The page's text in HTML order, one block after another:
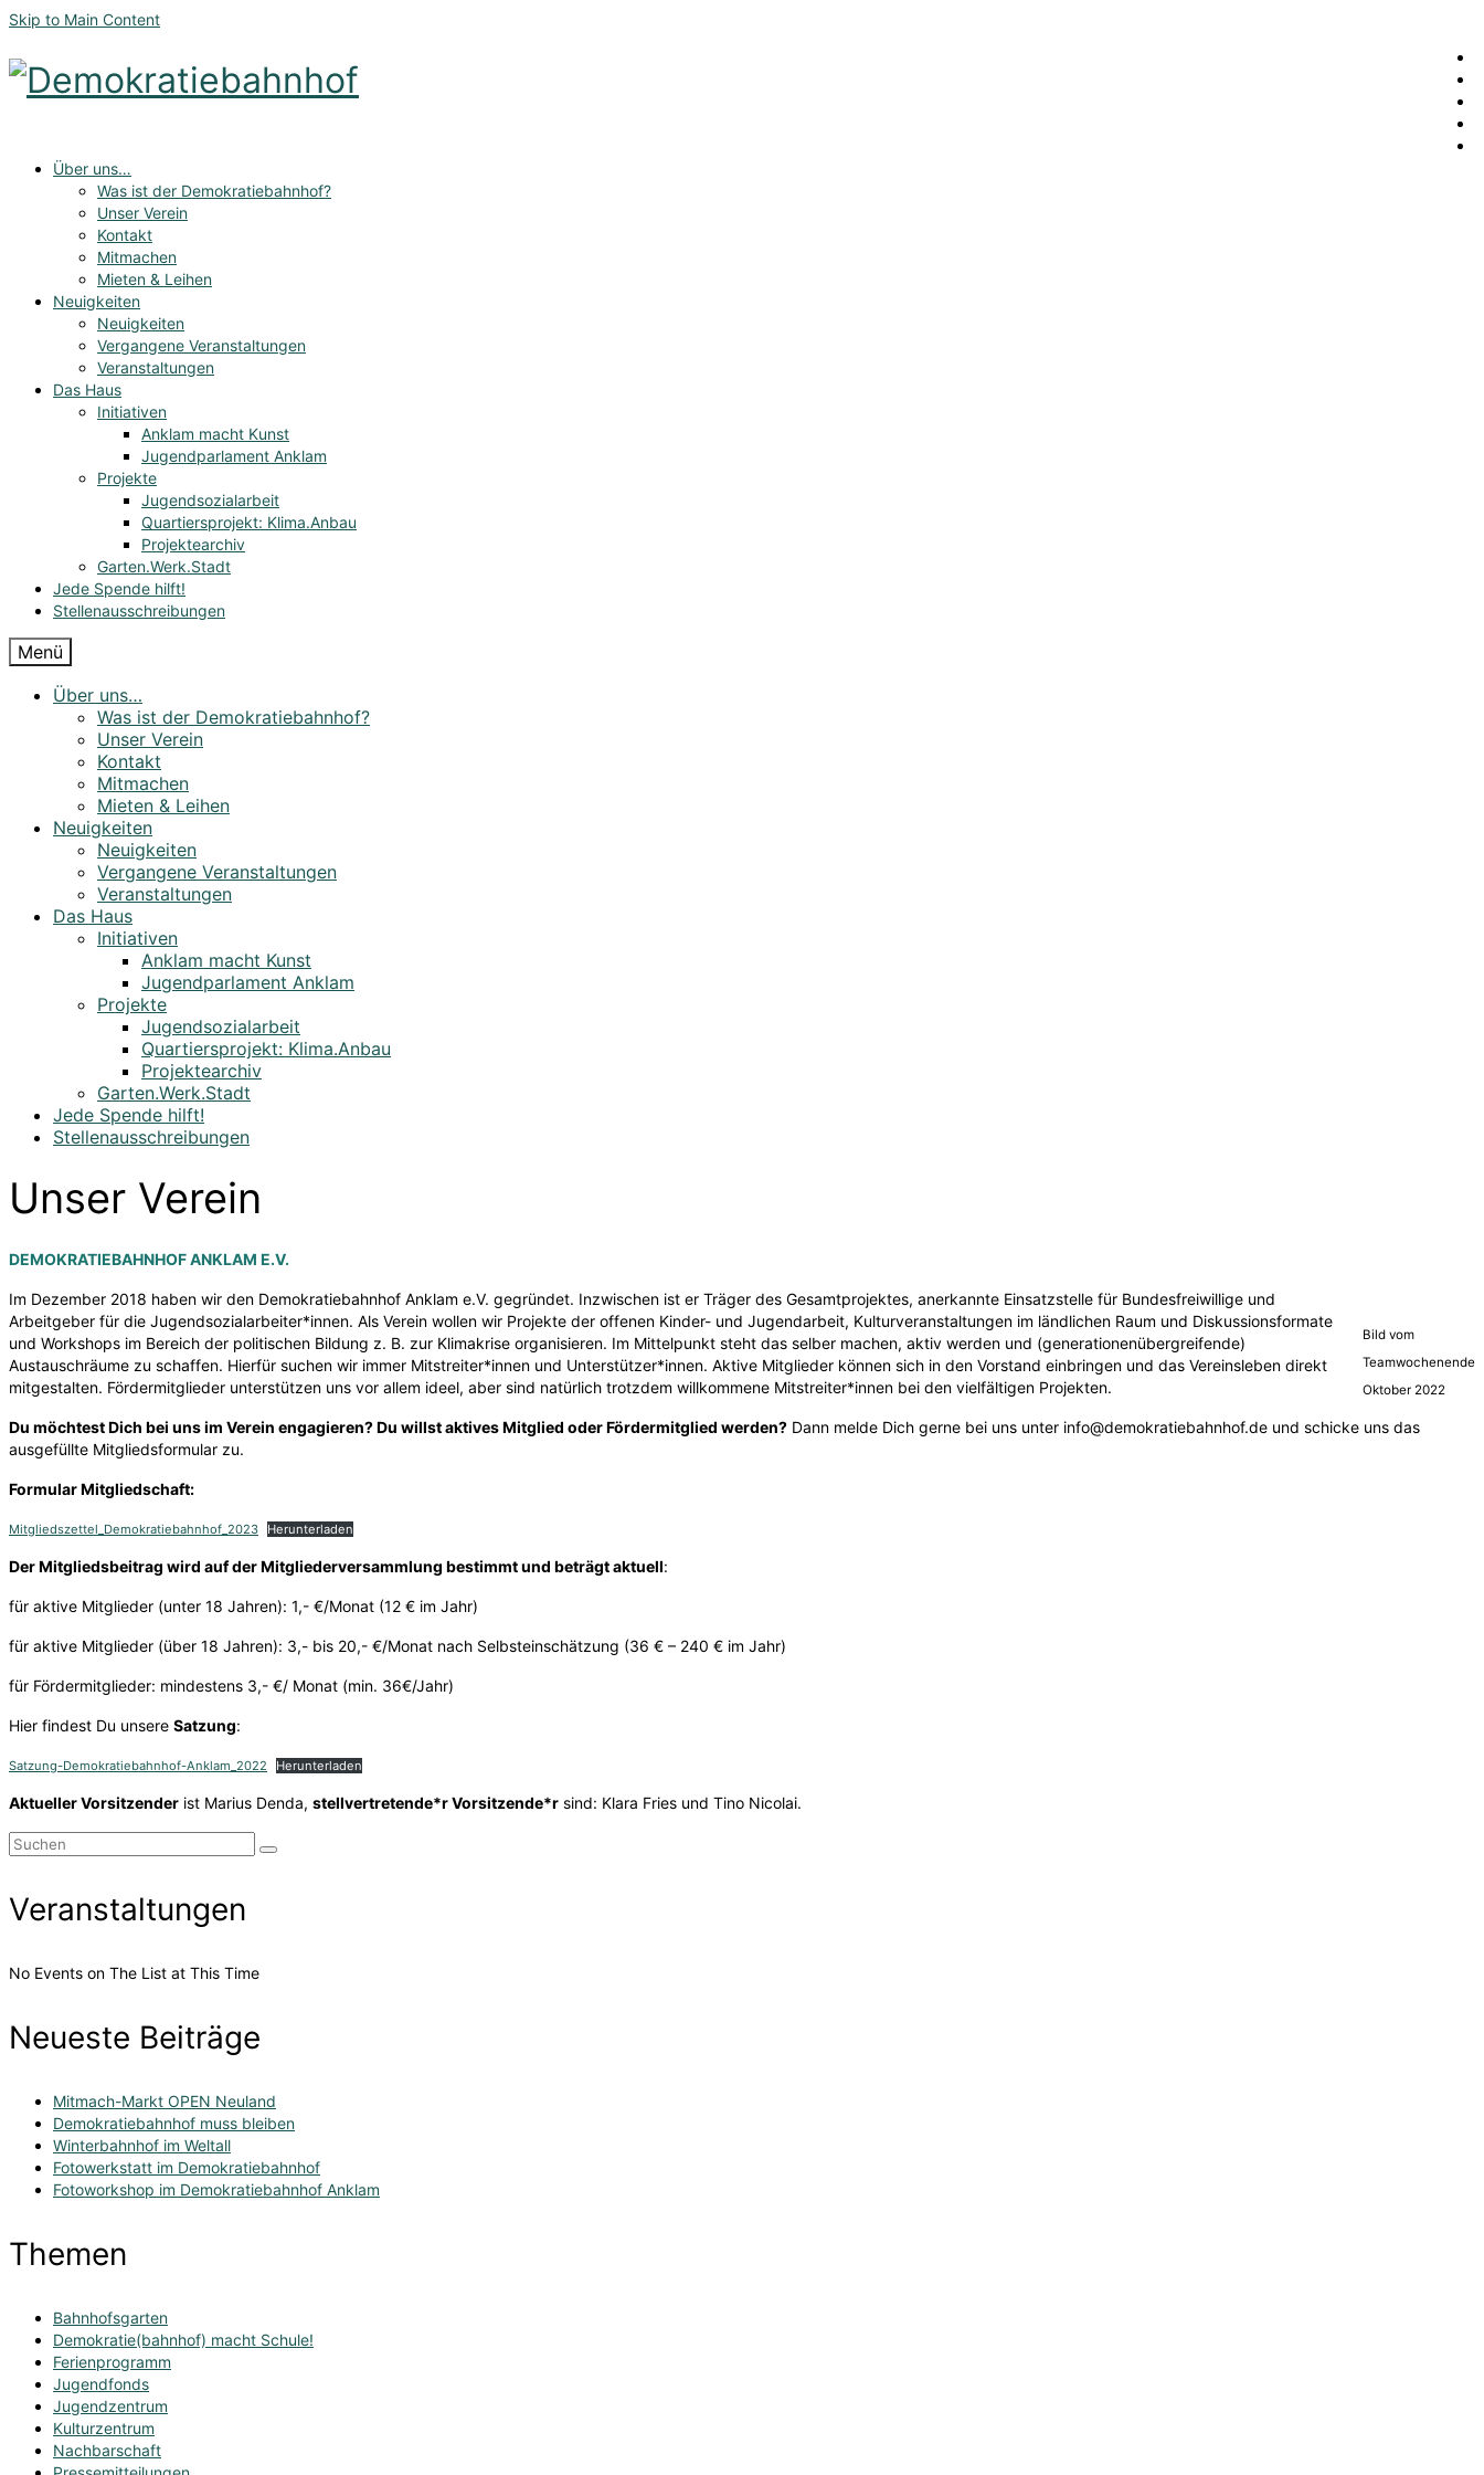
Skip to Main Content
Über uns…
Was ist der Demokratiebahnhof?
Unser Verein
Kontakt
Mitmachen
Mieten & Leihen
Neuigkeiten
Neuigkeiten
Vergangene Veranstaltungen
Veranstaltungen
Das Haus
Initiativen
Anklam macht Kunst
Jugendparlament Anklam
Projekte
Jugendsozialarbeit
Quartiersprojekt: Klima.Anbau
Projektearchiv
Garten.Werk.Stadt
Jede Spende hilft!
Stellenausschreibungen
Menü
Über uns…
Was ist der Demokratiebahnhof?
Unser Verein
Kontakt
Mitmachen
Mieten & Leihen
Neuigkeiten
Neuigkeiten
Vergangene Veranstaltungen
Veranstaltungen
Das Haus
Initiativen
Anklam macht Kunst
Jugendparlament Anklam
Projekte
Jugendsozialarbeit
Quartiersprojekt: Klima.Anbau
Projektearchiv
Garten.Werk.Stadt
Jede Spende hilft!
Stellenausschreibungen
Unser Verein
DEMOKRATIEBAHNHOF ANKLAM E.V.
Bild vom
Teamwochenende
Oktober 2022
Im Dezember 2018 haben wir den Demokratiebahnhof Anklam e.V. gegründet. Inzwischen ist er Träger des Gesamtprojektes, anerkannte Einsatzstelle für Bundesfreiwillige und
Arbeitgeber für die Jugendsozialarbeiter*innen. Als Verein wollen wir Projekte der offenen Kinder- und Jugendarbeit, Kulturveranstaltungen im ländlichen Raum und Diskussionsformate
und Workshops im Bereich der politischen Bildung z. B. zur Klimakrise organisieren. Im Mittelpunkt steht das selber machen, aktiv werden und (generationenübergreifende)
Austauschräume zu schaffen. Hierfür suchen wir immer Mitstreiter*innen und Unterstützer*innen. Aktive Mitglieder können sich in den Vorstand einbringen und das Vereinsleben direkt
mitgestalten. Fördermitglieder unterstützen uns vor allem ideel, aber sind natürlich trotzdem willkommene Mitstreiter*innen bei den vielfältigen Projekten.
Du möchtest Dich bei uns im Verein engagieren? Du willst aktives Mitglied oder Fördermitglied werden? Dann melde Dich gerne bei uns unter info@demokratiebahnhof.de und schicke uns das
ausgefüllte Mitgliedsformular zu.
Formular Mitgliedschaft:
Mitgliedszettel_Demokratiebahnhof_2023 Herunterladen
Der Mitgliedsbeitrag wird auf der Mitgliederversammlung bestimmt und beträgt aktuell:
für aktive Mitglieder (unter 18 Jahren): 1,- €/Monat (12 € im Jahr)
für aktive Mitglieder (über 18 Jahren): 3,- bis 20,- €/Monat nach Selbsteinschätzung (36 € – 240 € im Jahr)
für Fördermitglieder: mindestens 3,- €/ Monat (min. 36€/Jahr)
Hier findest Du unsere Satzung:
Satzung-Demokratiebahnhof-Anklam_2022 Herunterladen
Aktueller Vorsitzender ist Marius Denda, stellvertretende*r Vorsitzende*r sind: Klara Fries und Tino Nicolai.
Suchen
Veranstaltungen
No Events on The List at This Time
Neueste Beiträge
Mitmach-Markt OPEN Neuland
Demokratiebahnhof muss bleiben
Winterbahnhof im Weltall
Fotowerkstatt im Demokratiebahnhof
Fotoworkshop im Demokratiebahnhof Anklam
Themen
Bahnhofsgarten
Demokratie(bahnhof) macht Schule!
Ferienprogramm
Jugendfonds
Jugendzentrum
Kulturzentrum
Nachbarschaft